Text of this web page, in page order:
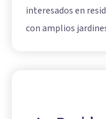
interesados en
con amplios